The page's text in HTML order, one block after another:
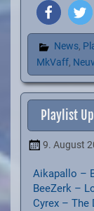
News,
MkVaff,
Playlist
9. August
Aikapallo –
BeeZerk –
Cyrex – The